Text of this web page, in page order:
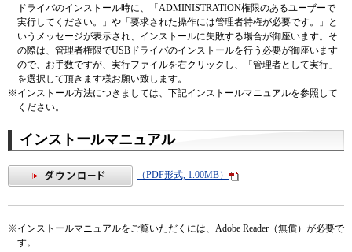
ドライバのインストール時に、「ADMINISTRATION権限のあるユーザーで
実行してください。」や「要求された操作には管理者特権が必要です。」と
いうメッセージが表示され、インストールに失敗する場合が御座います。そ
の際は、管理者権限でUSBドライバのインストールを行う必要が御座います
ので、お手数ですが、実行ファイルを右クリックし、「管理者として実行」
を選択して頂きます様お願い致します。
※インストール方法につきましては、下記インストールマニュアルを参照して
ください。
インストールマニュアル
（PDF形式, 1.00MB）
※インストールマニュアルをご覧いただくには、Adobe Reader（無償）が必要で
す。